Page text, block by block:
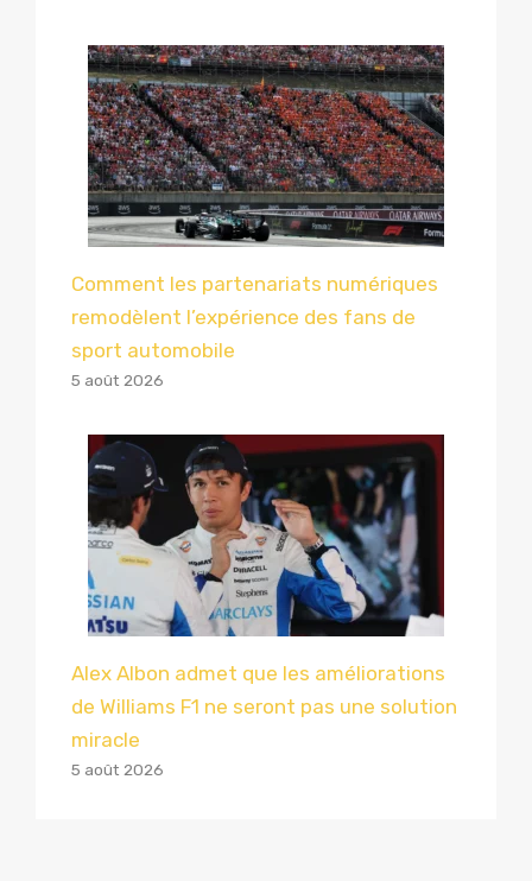
Comment les partenariats numériques
remodèlent l’expérience des fans de
sport automobile
5 août 2026
Alex Albon admet que les améliorations
de Williams F1 ne seront pas une solution
miracle
5 août 2026